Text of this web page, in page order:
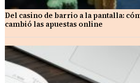
Del casino de barrio a la pantalla:
cambió las apuestas online